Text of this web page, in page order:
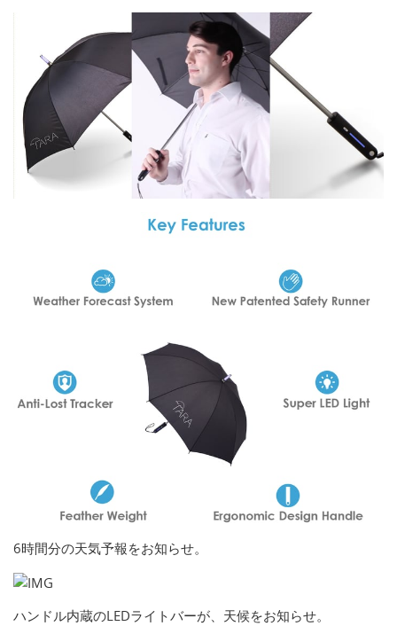
6時間分の天気予報をお知らせ。
ハンドル内蔵のLEDライトバーが、天候をお知らせ。